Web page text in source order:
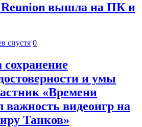
Reunion вышла на ПК и
спустя 0
сохранение
и умы
«Времени
важность видеоигр на
Танков»